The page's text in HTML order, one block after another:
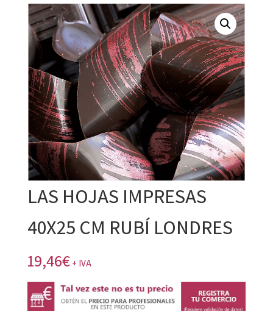
LAS HOJAS IMPRESAS
40X25 CM RUBÍ LONDRES
19,46€ + IVA